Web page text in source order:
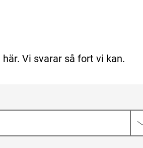
Vi svarar så fort vi kan.